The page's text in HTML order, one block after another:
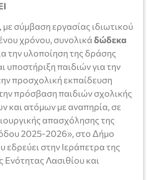
σύμβαση εργασίας ιδιωτικού
χρόνου, συνολικάδώδεκα
την υλοποίηση της δράσης
παιδιών για την
προσχολική εκπαίδευση
πρόσβαση παιδιών σχολικής
και ατόμων με αναπηρία, σε
απασχόλησης της
2025-2026», στο Δήμο
εδρεύει στην Ιεράπετρα της
Ενότητας Λασιθίου και